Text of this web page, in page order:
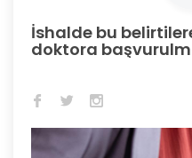
İshalde bu
doktora